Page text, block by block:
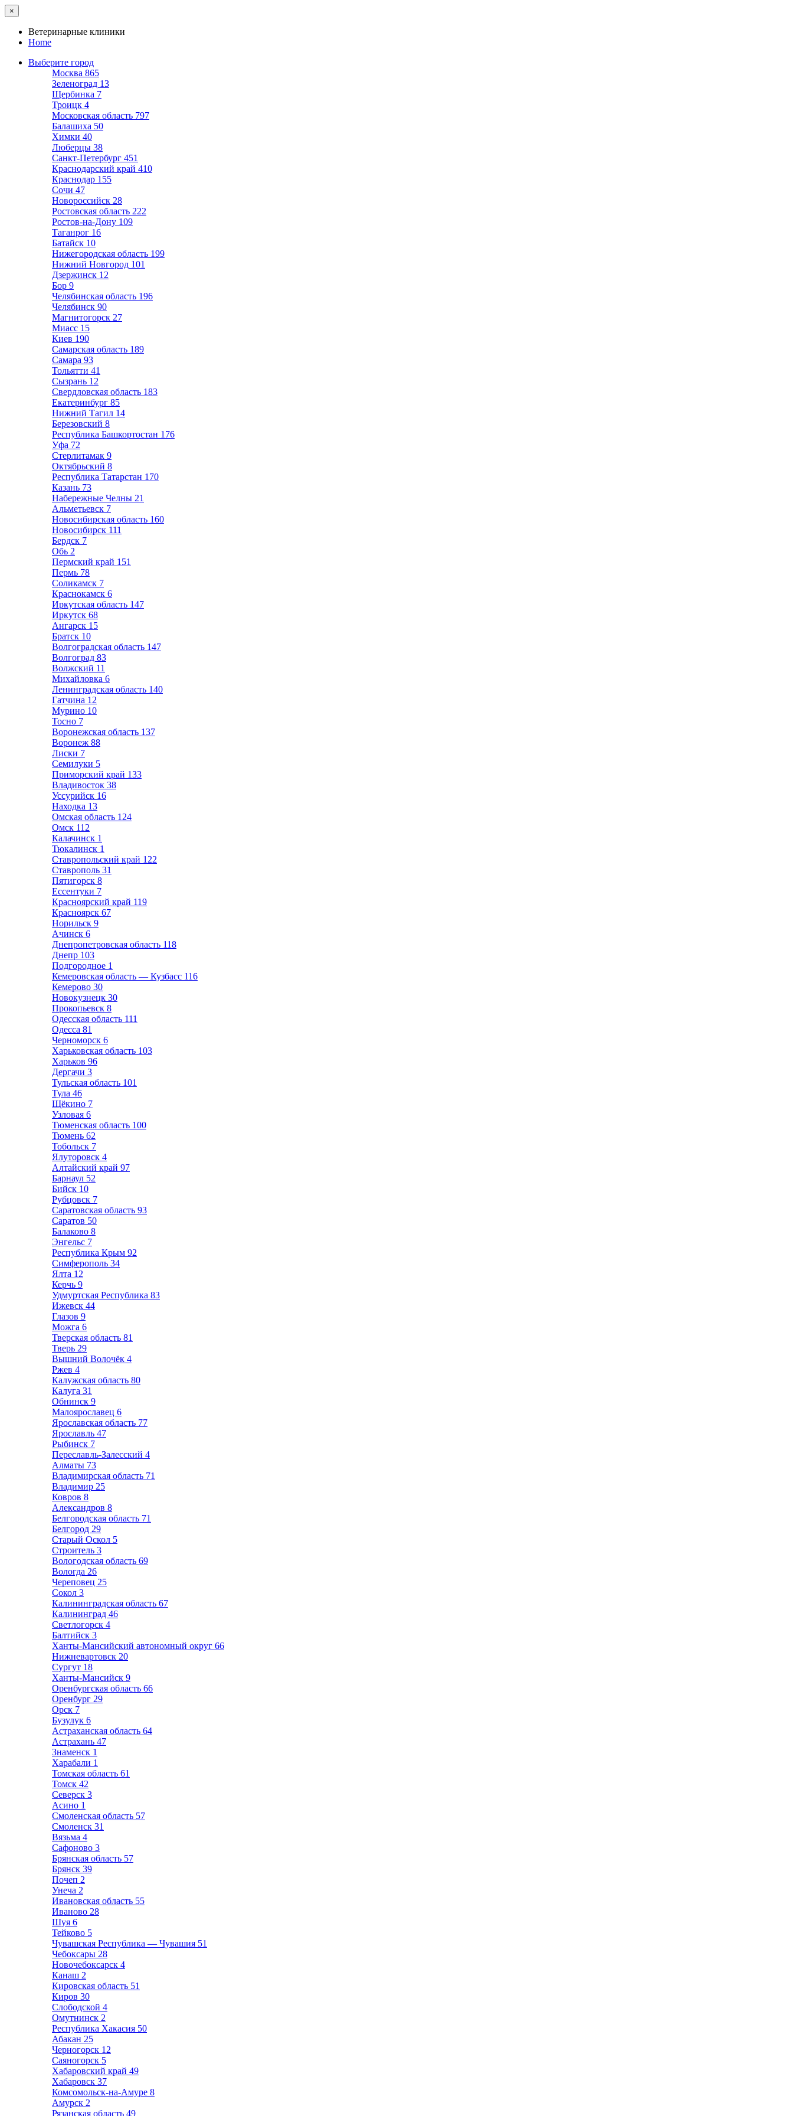
×
Ветеринарные клиники
Home
Выберите город
Москва 865
Зеленоград 13
Щербинка 7
Троицк 4
Московская область 797
Балашиха 50
Химки 40
Люберцы 38
Санкт-Петербург 451
Краснодарский край 410
Краснодар 155
Сочи 47
Новороссийск 28
Ростовская область 222
Ростов-на-Дону 109
Таганрог 16
Батайск 10
Нижегородская область 199
Нижний Новгород 101
Дзержинск 12
Бор 9
Челябинская область 196
Челябинск 90
Магнитогорск 27
Миасс 15
Киев 190
Самарская область 189
Самара 93
Тольятти 41
Сызрань 12
Свердловская область 183
Екатеринбург 85
Нижний Тагил 14
Березовский 8
Республика Башкортостан 176
Уфа 72
Стерлитамак 9
Октябрьский 8
Республика Татарстан 170
Казань 73
Набережные Челны 21
Альметьевск 7
Новосибирская область 160
Новосибирск 111
Бердск 7
Обь 2
Пермский край 151
Пермь 78
Соликамск 7
Краснокамск 6
Иркутская область 147
Иркутск 68
Ангарск 15
Братск 10
Волгоградская область 147
Волгоград 83
Волжский 11
Михайловка 6
Ленинградская область 140
Гатчина 12
Мурино 10
Тосно 7
Воронежская область 137
Воронеж 88
Лиски 7
Семилуки 5
Приморский край 133
Владивосток 38
Уссурийск 16
Находка 13
Омская область 124
Омск 112
Калачинск 1
Тюкалинск 1
Ставропольский край 122
Ставрополь 31
Пятигорск 8
Ессентуки 7
Красноярский край 119
Красноярск 67
Норильск 9
Ачинск 6
Днепропетровская область 118
Днепр 103
Подгородное 1
Кемеровская область — Кузбасс 116
Кемерово 30
Новокузнецк 30
Прокопьевск 8
Одесская область 111
Одесса 81
Черноморск 6
Харьковская область 103
Харьков 96
Дергачи 3
Тульская область 101
Тула 46
Щёкино 7
Узловая 6
Тюменская область 100
Тюмень 62
Тобольск 7
Ялуторовск 4
Алтайский край 97
Барнаул 52
Бийск 10
Рубцовск 7
Саратовская область 93
Саратов 50
Балаково 8
Энгельс 7
Республика Крым 92
Симферополь 34
Ялта 12
Керчь 9
Удмуртская Республика 83
Ижевск 44
Глазов 9
Можга 6
Тверская область 81
Тверь 29
Вышний Волочёк 4
Ржев 4
Калужская область 80
Калуга 31
Обнинск 9
Малоярославец 6
Ярославская область 77
Ярославль 47
Рыбинск 7
Переславль-Залесский 4
Алматы 73
Владимирская область 71
Владимир 25
Ковров 8
Александров 8
Белгородская область 71
Белгород 29
Старый Оскол 5
Строитель 3
Вологодская область 69
Вологда 26
Череповец 25
Сокол 3
Калининградская область 67
Калининград 46
Светлогорск 4
Балтийск 3
Ханты-Мансийский автономный округ 66
Нижневартовск 20
Сургут 18
Ханты-Мансийск 9
Оренбургская область 66
Оренбург 29
Орск 7
Бузулук 6
Астраханская область 64
Астрахань 47
Знаменск 1
Харабали 1
Томская область 61
Томск 42
Северск 3
Асино 1
Смоленская область 57
Смоленск 31
Вязьма 4
Сафоново 3
Брянская область 57
Брянск 39
Почеп 2
Унеча 2
Ивановская область 55
Иваново 28
Шуя 6
Тейково 5
Чувашская Республика — Чувашия 51
Чебоксары 28
Новочебоксарск 4
Канаш 2
Кировская область 51
Киров 30
Слободской 4
Омутнинск 2
Республика Хакасия 50
Абакан 25
Черногорск 12
Саяногорск 5
Хабаровский край 49
Хабаровск 37
Комсомольск-на-Амуре 8
Амурск 2
Рязанская область 49